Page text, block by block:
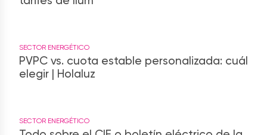
SECTOR ENERGÉTICO
PVPC vs. cuota estable personalizada: cuál
elegir | Holaluz
SECTOR ENERGÉTICO